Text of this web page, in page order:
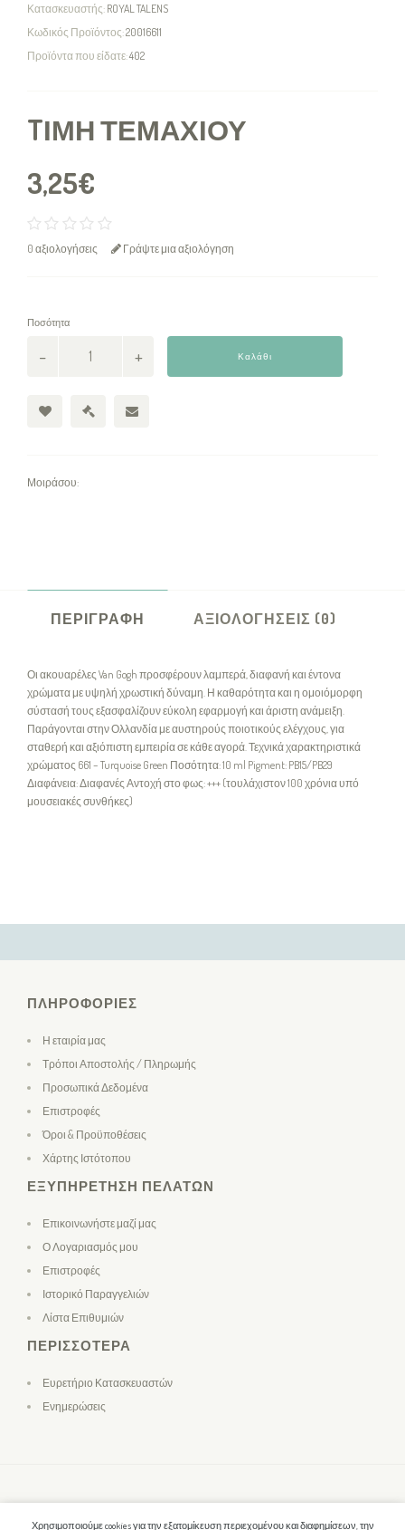
Χρησιμοποιούμε cookies για την εξατομίκευση περιεχομένου και διαφημίσεων, την
Κατασκευαστής: ROYAL TALENS
Κωδικός Προϊόντος:20016611
Προϊόντα που είδατε:402
TΙΜΉ ΤΕΜΑΧΊΟΥ
3,25€
0 αξιολογήσεις Γράψτε μια αξιολόγηση
Ποσότητα
Καλάθι
Μοιράσου:
ΠΕΡΙΓΡΑΦΉ ΑΞΙΟΛΟΓΉΣΕΙΣ (0)
Οι ακουαρέλες Van Gogh προσφέρουν λαμπερά, διαφανή και έντονα
χρώματα με υψηλή χρωστική δύναμη. Η καθαρότητα και η ομοιόμορφη
σύστασή τους εξασφαλίζουν εύκολη εφαρμογή και άριστη ανάμειξη.
Παράγονται στην Ολλανδία με αυστηρούς ποιοτικούς ελέγχους, για
σταθερή και αξιόπιστη εμπειρία σε κάθε αγορά. Τεχνικά χαρακτηριστικά
χρώματος 661 – Turquoise Green Ποσότητα: 10 ml Pigment: PB15/PB29
Διαφάνεια: Διαφανές Αντοχή στο φως: +++ (τουλάχιστον 100 χρόνια υπό
μουσειακές συνθήκες)
ΠΛΗΡΟΦΟΡΊΕΣ
Η εταιρία μας
Τρόποι Αποστολής / Πληρωμής
Προσωπικά Δεδομένα
Επιστροφές
Όροι & Προϋποθέσεις
Χάρτης Ιστότοπου
ΕΞΥΠΗΡΈΤΗΣΗ ΠΕΛΑΤΏΝ
Επικοινωνήστε μαζί μας
Ο Λογαριασμός μου
Επιστροφές
Ιστορικό Παραγγελιών
Λίστα Επιθυμιών
ΠΕΡΙΣΣΌΤΕΡΑ
Ευρετήριο Κατασκευαστών
Ενημερώσεις